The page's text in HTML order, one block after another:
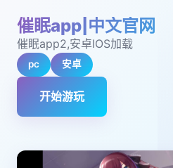
催眠app|中文官网
催眠app2,安卓IOS加载
pc 安卓
开始游玩